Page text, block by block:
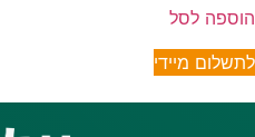
הוספה לסל
לתשלום מיידי